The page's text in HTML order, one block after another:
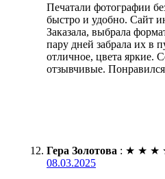
Печатали фотографии
быстро и удобно. Сайт
Заказала, выбрала
пару дней забрала их в
отличное, цвета яркие.
отзывчивые.
Гера Золотова : ★ ★ ★
08.03.2025